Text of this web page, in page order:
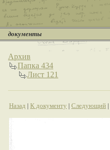
документы
Архив
Папка 434
Лист 121
Назад | К документу | Следующий |